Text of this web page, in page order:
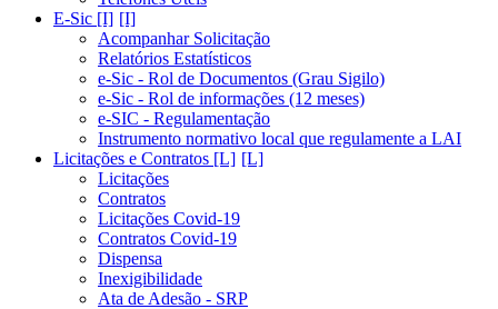
E-Sic [I]
Acompanhar Solicitação
Relatórios Estatísticos
e-Sic - Rol de Documentos (Grau Sigilo)
e-Sic - Rol de informações (12 meses)
e-SIC - Regulamentação
Instrumento normativo local que regulamente a LAI
Licitações e Contratos [L]
Licitações
Contratos
Licitações Covid-19
Contratos Covid-19
Dispensa
Inexigibilidade
Ata de Adesão - SRP